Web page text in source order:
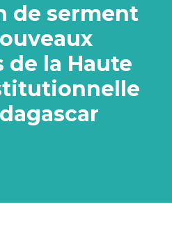
de serment
de la Haute